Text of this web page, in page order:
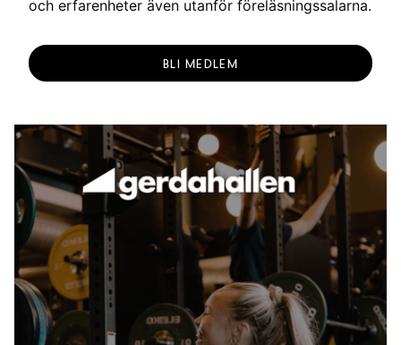
och erfarenheter även utanför föreläsningssalarna.
BLI MEDLEM